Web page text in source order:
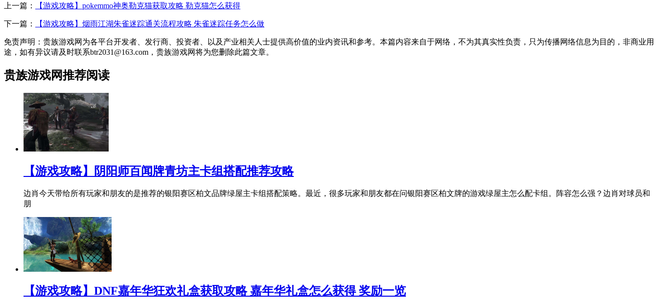
上一篇： 【游戏攻略】pokemmo神奥勒克猫获取攻略 勒克猫怎么获得
下一篇： 【游戏攻略】烟雨江湖朱雀迷踪通关流程攻略 朱雀迷踪任务怎么做
免责声明：贵族游戏网为各平台开发者、发行商、投资者、以及产业相关人士提供高价值的业内资讯和参考。本篇内容来自于网络，不为其真实性负责，只为传播网络信息为目的，非商业用
途，如有异议请及时联系btr2031@163.com，贵族游戏网将为您删除此篇文章。
贵族游戏网推荐阅读
【游戏攻略】阴阳师百闻牌青坊主卡组搭配推荐攻略
边肖今天带给所有玩家和朋友的是推荐的银阳赛区柏文品牌绿屋主卡组搭配策略。最近，很多玩家和朋友都在问银阳赛区柏文牌的游戏绿屋主怎么配卡组。阵容怎么强？边肖对球员和
朋
【游戏攻略】DNF嘉年华狂欢礼盒获取攻略 嘉年华礼盒怎么获得 奖励一览